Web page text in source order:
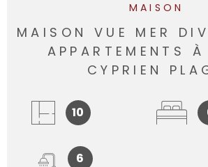
MAISON
MAISON VUE MER
APPARTEMENTS
CYPRIEN
10
6